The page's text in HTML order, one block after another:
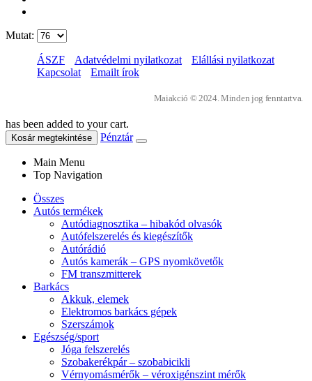
Mutat:
ÁSZF Adatvédelmi nyilatkozat
Elállási nyilatkozat
Kapcsolat
Emailt írok
Maiakció © 2024. Minden jog fenntartva.
has been added to your cart.
Kosár megtekintése Pénztár
Main Menu
Top Navigation
Összes
Autós termékek
Autódiagnosztika – hibakód olvasók
Autófelszerelés és kiegészítők
Autórádió
Autós kamerák – GPS nyomkövetők
FM transzmitterek
Barkács
Akkuk, elemek
Elektromos barkács gépek
Szerszámok
Egészség/sport
Jóga felszerelés
Szobakerékpár – szobabicikli
Vérnyomásmérők – véroxigénszint mérők